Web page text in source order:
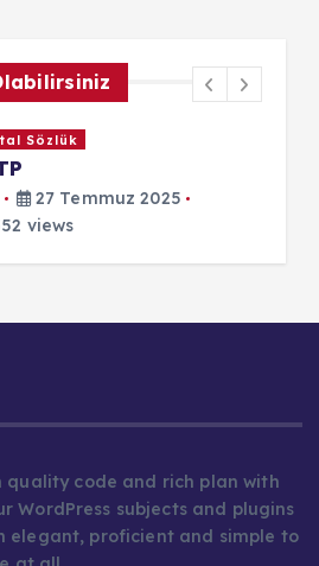
Sözlük
27 Temmuz 2025
views
quality code and rich plan with
WordPress subjects and plugins
elegant, proficient and simple to